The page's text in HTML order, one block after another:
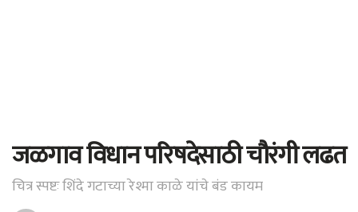
जळगाव विधान परिषदेसाठी चौरंगी लढत
चित्र स्पष्टः शिंदे गटाच्या रेश्मा काळे यांचे बंड कायम